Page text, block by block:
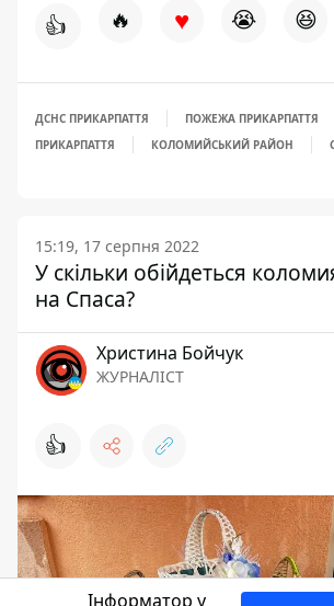
👍 🔥 ♥ 😭 😆
ДСНС ПРИКАРПАТТЯ ПОЖЕЖА ПРИКАРПАТТЯ
ПРИКАРПАТТЯ
КОЛОМИЙСЬКИЙ РАЙОН
15:19, 17 серпня 2022
У скільки обійдеться
на Спаса?
Христина Бойчук
ЖУРНАЛІСТ
👍
Інформатор у